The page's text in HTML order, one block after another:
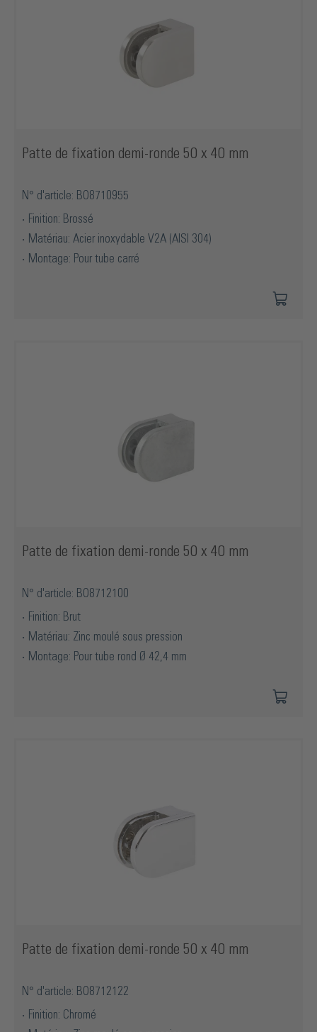
Patte de fixation demi-ronde 50 x 40 mm
N° d'article: BO8710955
Finition: Brossé
Matériau: Acier inoxydable V2A (AISI 304)
Montage: Pour tube carré
Patte de fixation demi-ronde 50 x 40 mm
N° d'article: BO8712100
Finition: Brut
Matériau: Zinc moulé sous pression
Montage: Pour tube rond Ø 42,4 mm
Patte de fixation demi-ronde 50 x 40 mm
N° d'article: BO8712122
Finition: Chromé